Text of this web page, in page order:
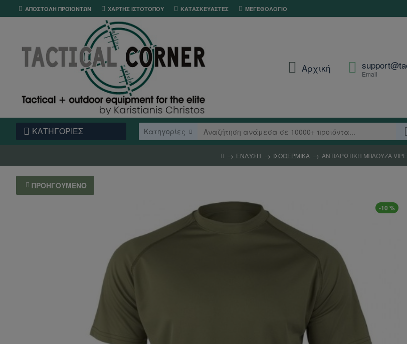
ΑΠΟΣΤΟΛΉ ΠΡΟΪΌΝΤΩΝ ΧΆΡΤΗΣ ΙΣΤΌΤΟΠΟΥ ΚΑΤΑΣΚΕΥΑΣΤΕΣ ΜΕΓΕΘΟΛΌΓΙΟ
Αρχική Email
ΚΑΤΗΓΟΡΙΕΣ Κατηγορίες
ΕΝΔΥΣΗ ΙΣΟΘΕΡΜΙΚΑ ΑΝΤΙΔΡΩΤΙΚΗ ΜΠΛΟΥΖΑ
ΠΡΟΗΓΟΎΜΕΝΟ
-10 %